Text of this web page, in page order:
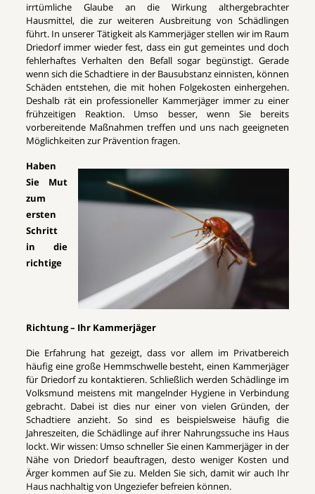
irrtümliche Glaube an die Wirkung althergebrachter
Hausmittel, die zur weiteren Ausbreitung von Schädlingen
führt. In unserer Tätigkeit als Kammerjäger stellen wir im Raum
Driedorf immer wieder fest, dass ein gut gemeintes und doch
fehlerhaftes Verhalten den Befall sogar begünstigt. Gerade
wenn sich die Schadtiere in der Bausubstanz einnisten, können
Schäden entstehen, die mit hohen Folgekosten einhergehen.
Deshalb rät ein professioneller Kammerjäger immer zu einer
frühzeitigen Reaktion. Umso besser, wenn Sie bereits
vorbereitende Maßnahmen treffen und uns nach geeigneten
Möglichkeiten zur Prävention fragen.
Haben
Sie Mut
zum
ersten
Schritt
in die
richtige
Richtung – Ihr Kammerjäger
Die Erfahrung hat gezeigt, dass vor allem im Privatbereich
häufig eine große Hemmschwelle besteht, einen Kammerjäger
für Driedorf zu kontaktieren. Schließlich werden Schädlinge im
Volksmund meistens mit mangelnder Hygiene in Verbindung
gebracht. Dabei ist dies nur einer von vielen Gründen, der
Schadtiere anzieht. So sind es beispielsweise häufig die
Jahreszeiten, die Schädlinge auf ihrer Nahrungssuche ins Haus
lockt. Wir wissen: Umso schneller Sie einen Kammerjäger in der
Nähe von Driedorf beauftragen, desto weniger Kosten und
Ärger kommen auf Sie zu. Melden Sie sich, damit wir auch Ihr
Haus nachhaltig von Ungeziefer befreien können.